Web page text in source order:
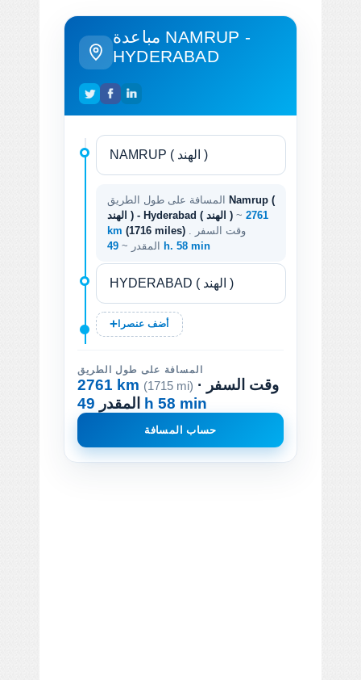
مباعدة NAMRUP -
HYDERABAD
Namrup (
الهند ) - Hyderabad ( الهند ) ~ 2761
km (1716 miles)
المقدر ~ 49 h. 58 min
أضف عنصرا
المسافة على طول الطريق
2761 km (1715 mi) · وقت السفر
المقدر 49 h 58 min
حساب المسافة